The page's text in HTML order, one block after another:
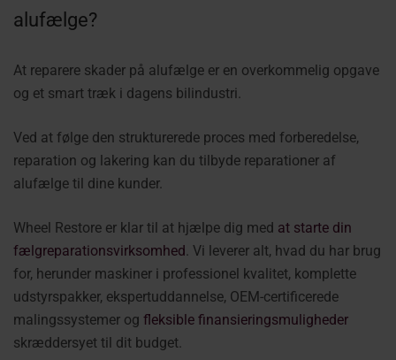
alufælge?
At reparere skader på alufælge er en overkommelig opgave
og et smart træk i dagens bilindustri.
Ved at følge den strukturerede proces med forberedelse,
reparation og lakering kan du tilbyde reparationer af
alufælge til dine kunder.
Wheel Restore er klar til at hjælpe dig med at starte din
fælgreparationsvirksomhed. Vi leverer alt, hvad du har brug
for, herunder maskiner i professionel kvalitet, komplette
udstyrspakker, ekspertuddannelse, OEM-certificerede
malingssystemer og fleksible finansieringsmuligheder
skræddersyet til dit budget.